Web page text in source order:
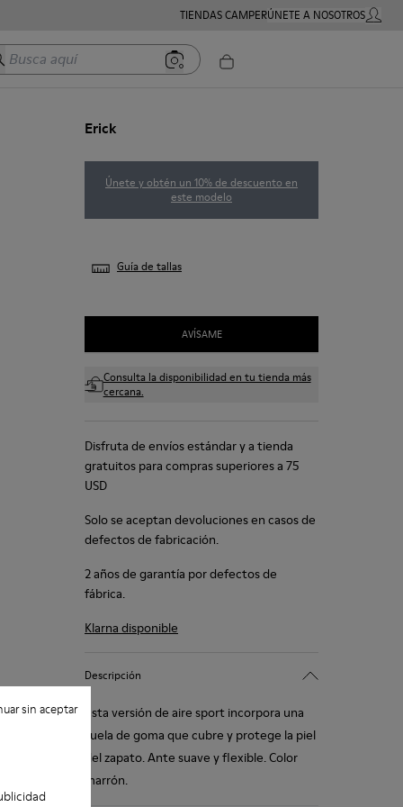
sin aceptar
TIENDAS CAMPERÚNETE A NOSOTROSMI
aquí
Erick
Únete y obtén un 10% de descuento en
este modelo
Guía de tallas
AVÍSAME
Consulta la disponibilidad en tu tienda más
cercana.
Disfruta de envíos estándar y a tienda
gratuitos para compras superiores a 75
USD
Solo se aceptan devoluciones en casos de
defectos de fabricación.
2 años de garantía por defectos de
fábrica.
Klarna disponible
Descripción
Esta versión de aire sport incorpora una
suela de goma que cubre y protege la piel
del zapato. Ante suave y flexible. Color
marrón.